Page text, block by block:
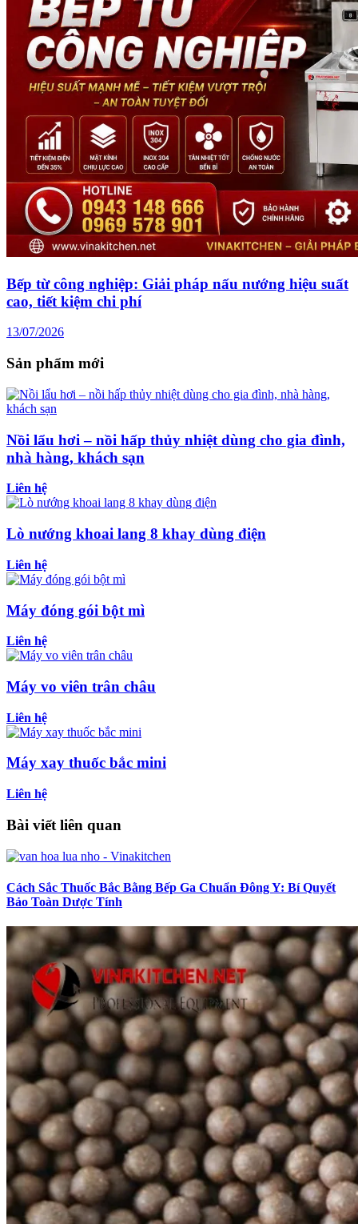
Bếp từ công nghiệp: Giải pháp nấu nướng hiệu suất
cao, tiết kiệm chi phí
13/07/2026
Sản phẩm mới
Nồi lẩu hơi – nồi hấp thủy nhiệt dùng cho gia đình,
nhà hàng, khách sạn
Liên hệ
Lò nướng khoai lang 8 khay dùng điện
Liên hệ
Máy đóng gói bột mì
Liên hệ
Máy vo viên trân châu
Liên hệ
Máy xay thuốc bắc mini
Liên hệ
Bài viết liên quan
Cách Sắc Thuốc Bắc Bằng Bếp Ga Chuẩn Đông Y: Bí Quyết
Bảo Toàn Dược Tính